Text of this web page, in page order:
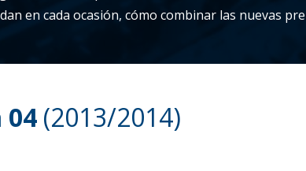
en cada ocasión, cómo combinar las nuevas
04 (2013/2014)